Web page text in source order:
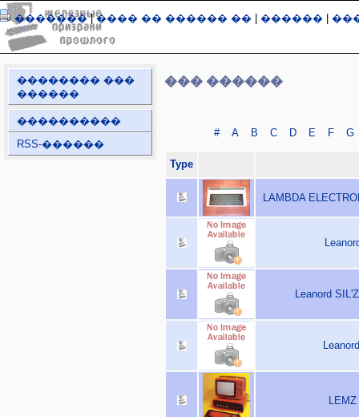
�������|���� �� ������ �� ������
�������� ���
������
����������
RSS-������
��� ������
# A B C D E F G
Type
LAMBDA
Leanord
LEMZ